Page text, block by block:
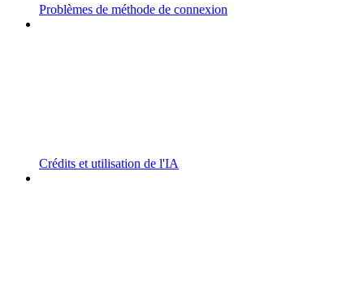
Problèmes de méthode de connexion
Crédits et utilisation de l'IA